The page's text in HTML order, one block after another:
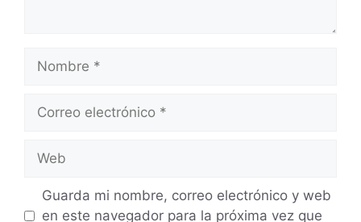
electrónico
Guarda mi nombre, correo electrónico y web
en este navegador para la próxima vez que